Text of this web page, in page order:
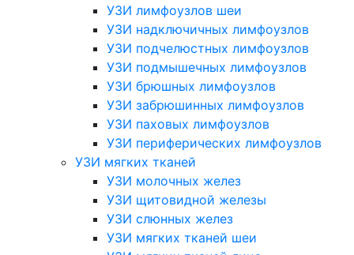
УЗИ лимфоузлов шеи
УЗИ надключичных лимфоузлов
УЗИ подчелюстных лимфоузлов
УЗИ подмышечных лимфоузлов
УЗИ брюшных лимфоузлов
УЗИ забрюшинных лимфоузлов
УЗИ паховых лимфоузлов
УЗИ периферических лимфоузлов
УЗИ мягких тканей
УЗИ молочных желез
УЗИ щитовидной железы
УЗИ слюнных желез
УЗИ мягких тканей шеи